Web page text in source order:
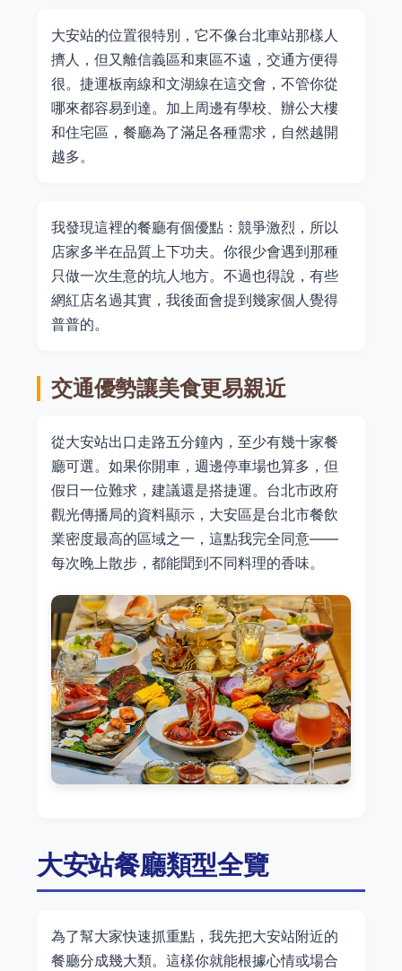
大安站的位置很特別，它不像台北車站那樣人
擠人，但又離信義區和東區不遠，交通方便得
很。捷運板南線和文湖線在這交會，不管你從
哪來都容易到達。加上周邊有學校、辦公大樓
和住宅區，餐廳為了滿足各種需求，自然越開
越多。
我發現這裡的餐廳有個優點：競爭激烈，所以
店家多半在品質上下功夫。你很少會遇到那種
只做一次生意的坑人地方。不過也得說，有些
網紅店名過其實，我後面會提到幾家個人覺得
普普的。
交通優勢讓美食更易親近
從大安站出口走路五分鐘內，至少有幾十家餐
廳可選。如果你開車，週邊停車場也算多，但
假日一位難求，建議還是搭捷運。台北市政府
觀光傳播局的資料顯示，大安區是台北市餐飲
業密度最高的區域之一，這點我完全同意——
每次晚上散步，都能聞到不同料理的香味。
大安站餐廳類型全覽
為了幫大家快速抓重點，我先把大安站附近的
餐廳分成幾大類。這樣你就能根據心情或場合